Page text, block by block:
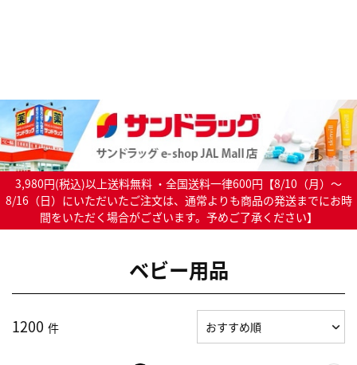
3,980円(税込)以上送料無料 ・全国送料一律600円【8/10（月）～
8/16（日）にいただいたご注文は、通常よりも商品の発送までにお時
間をいただく場合がございます。予めご了承ください】
ベビー用品
1200 件